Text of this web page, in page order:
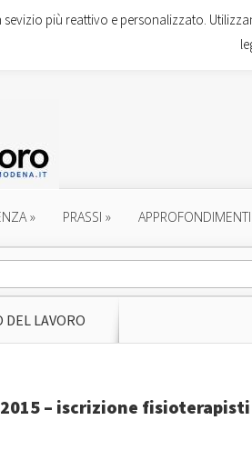
» PRASSI » APPROFONDIMENTI
LAVORO
– iscrizione
più reattivo e personalizzato.